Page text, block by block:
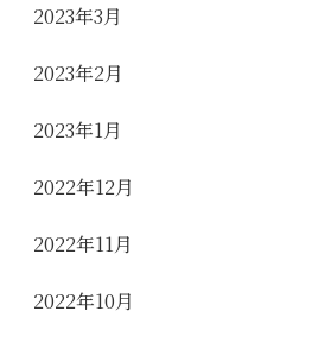
2023年3月
2023年2月
2023年1月
2022年12月
2022年11月
2022年10月